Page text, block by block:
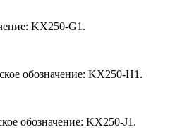
KX250-G1.
обозначение: KX250-H1.
обозначение: KX250-J1.